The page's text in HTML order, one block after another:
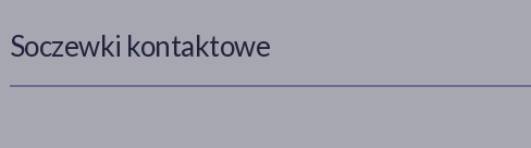
Soczewki kontaktowe